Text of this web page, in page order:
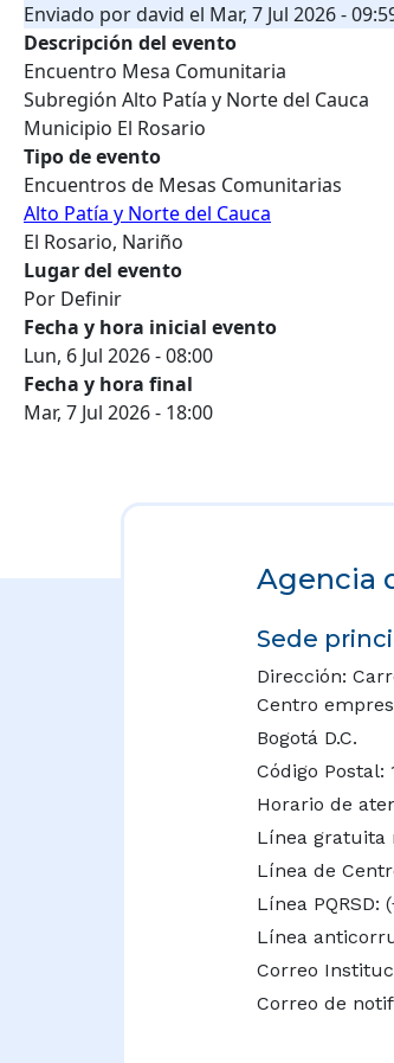
Enviado pordavid el Mar, 7 Jul 2026 -
Descripción del evento
Encuentro Mesa Comunitaria
Subregión Alto Patía y Norte del Cauca
Municipio El Rosario
Tipo de evento
Encuentros de Mesas Comunitarias
Alto Patía y Norte del Cauca
El Rosario, Nariño
Lugar del evento
Por Definir
Fecha y hora inicial evento
Lun, 6 Jul 2026 - 08:00
Fecha y hora final
Mar, 7 Jul 2026 - 18:00
Agencia
Sede
Dirección:
Centro
Bogotá D.C.
Código Postal:
Horario de
Línea gratuita
Línea de
Línea PQRSD:
Línea
Correo
Correo de